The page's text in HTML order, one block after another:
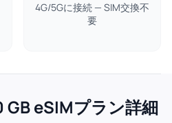
4G/5Gに接続 — SIM交換不
要
eSIMプラン詳細